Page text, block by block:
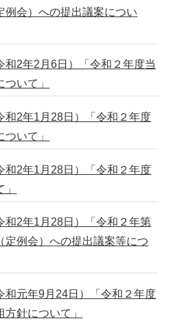
例会）への提出議案につい
和2年2月6日）「令和２年度当
いて」
和2年1月28日）「令和２年度
いて」
和2年1月28日）「令和２年度
和2年1月28日）「令和２年第
定例会）への提出議案等につ
和元年9月24日）「令和２年度
針について」